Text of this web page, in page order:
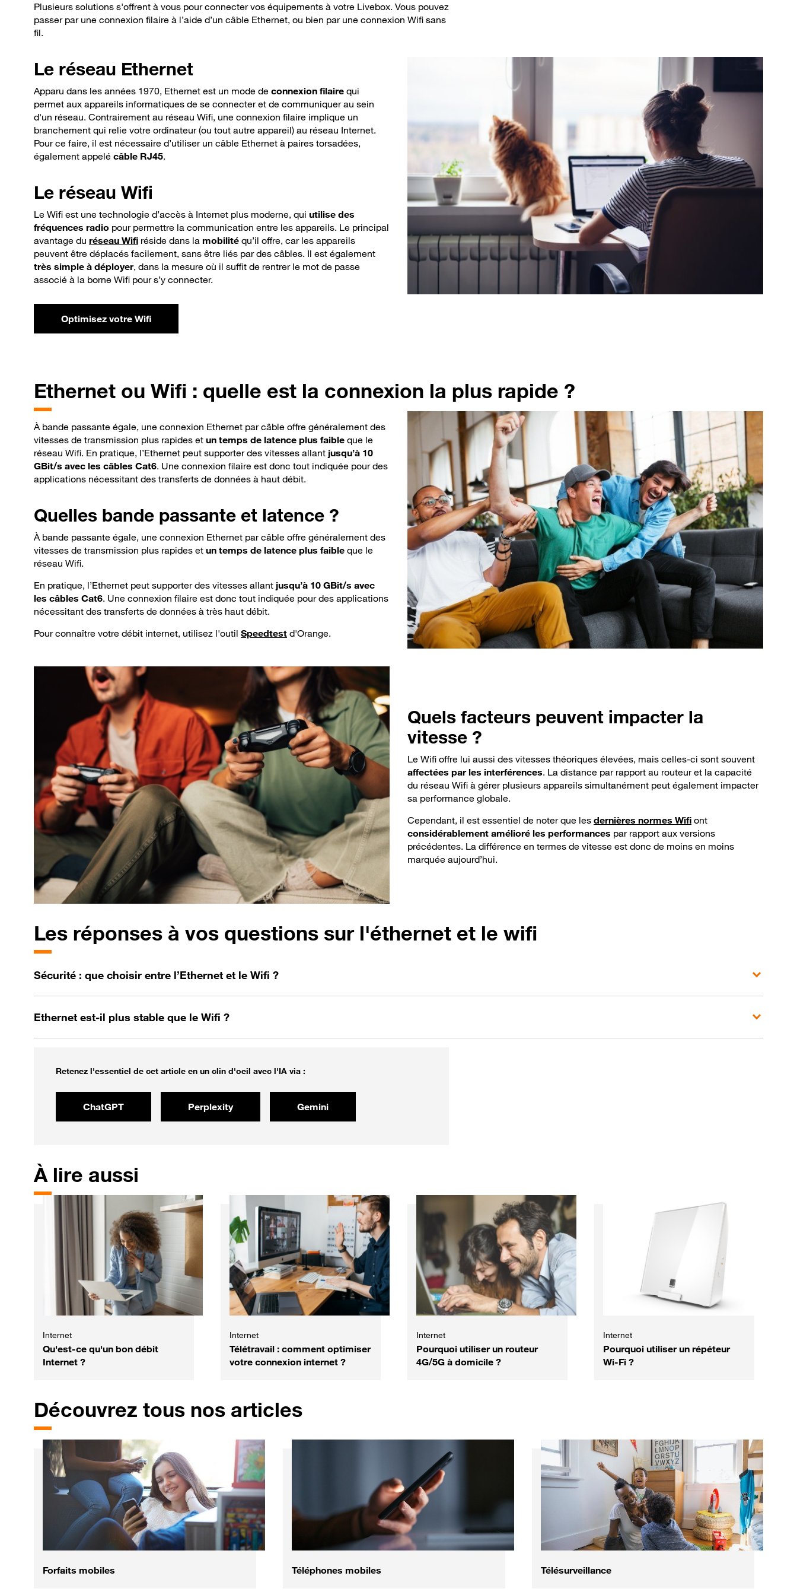
Plusieurs solutions s'offrent à vous pour connecter vos équipements à votre Livebox. Vous pouvez
passer par une connexion filaire à l’aide d’un câble Ethernet, ou bien par une connexion Wifi sans
fil.
Le réseau Ethernet
Apparu dans les années 1970, Ethernet est un mode de connexion filaire qui
permet aux appareils informatiques de se connecter et de communiquer au sein
d'un réseau. Contrairement au réseau Wifi, une connexion filaire implique un
branchement qui relie votre ordinateur (ou tout autre appareil) au réseau Internet.
Pour ce faire, il est nécessaire d’utiliser un câble Ethernet à paires torsadées,
également appelé câble RJ45.
Le réseau Wifi
Le Wifi est une technologie d’accès à Internet plus moderne, qui utilise des
fréquences radio pour permettre la communication entre les appareils. Le principal
avantage du réseau Wifi réside dans la mobilité qu’il offre, car les appareils
peuvent être déplacés facilement, sans être liés par des câbles. Il est également
très simple à déployer, dans la mesure où il suffit de rentrer le mot de passe
associé à la borne Wifi pour s’y connecter.
Optimisez votre Wifi
Ethernet ou Wifi : quelle est la connexion la plus rapide ?
À bande passante égale, une connexion Ethernet par câble offre généralement des
vitesses de transmission plus rapides et un temps de latence plus faible que le
réseau Wifi. En pratique, l’Ethernet peut supporter des vitesses allant jusqu’à 10
GBit/s avec les câbles Cat6. Une connexion filaire est donc tout indiquée pour des
applications nécessitant des transferts de données à haut débit.
Quelles bande passante et latence ?
À bande passante égale, une connexion Ethernet par câble offre généralement des
vitesses de transmission plus rapides et un temps de latence plus faible que le
réseau Wifi.
En pratique, l’Ethernet peut supporter des vitesses allant jusqu’à 10 GBit/s avec
les câbles Cat6. Une connexion filaire est donc tout indiquée pour des applications
nécessitant des transferts de données à très haut débit.
Pour connaître votre débit internet, utilisez l'outil Speedtest d'Orange.
Quels facteurs peuvent impacter la
vitesse ?
Le Wifi offre lui aussi des vitesses théoriques élevées, mais celles-ci sont souvent
affectées par les interférences. La distance par rapport au routeur et la capacité
du réseau Wifi à gérer plusieurs appareils simultanément peut également impacter
sa performance globale.
Cependant, il est essentiel de noter que les dernières normes Wifi ont
considérablement amélioré les performances par rapport aux versions
précédentes. La différence en termes de vitesse est donc de moins en moins
marquée aujourd’hui.
Les réponses à vos questions sur l'éthernet et le wifi
Sécurité : que choisir entre l’Ethernet et le Wifi ?
Ethernet est-il plus stable que le Wifi ?
Retenez l'essentiel de cet article en un clin d'oeil avec l'IA via :
ChatGPT Perplexity Gemini
À lire aussi
Internet
Qu'est-ce qu'un bon débit
Internet ?
Internet
Télétravail : comment optimiser
votre connexion internet ?
Internet
Pourquoi utiliser un routeur
4G/5G à domicile ?
Internet
Pourquoi utiliser un répéteur
Wi-Fi ?
Découvrez tous nos articles
Forfaits mobiles Téléphones mobiles Télésurveillance